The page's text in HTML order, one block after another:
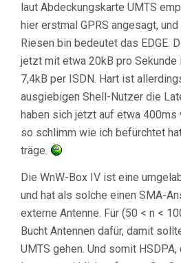
laut Abdeckungskarte UMTS
hier erstmal GPRS angesagt,
Riesen bin bedeutet das EDGE.
jetzt mit etwa 20kB pro Sekunde
7,4kB per ISDN. Hart ist
ausgiebigen Shell-Nutzer die
haben sich jetzt auf etwa
so schlimm wie ich befürchtet
träge.
Die WnW-Box IV ist eine
und hat als solche einen SMA-
externe Antenne. Für (50 < n <
Bucht Antennen dafür, damit
UMTS gehen. Und somit